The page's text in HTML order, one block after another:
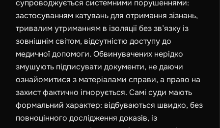
супроводжується системними порушеннями:
застосуванням катувань для отримання зізнань,
тривалим утриманням в ізоляції без зв’язку із
зовнішнім світом, відсутністю доступу до
медичної допомоги. Обвинувачених нерідко
змушують підписувати документи, не даючи
ознайомитися з матеріалами справи, а право на
захист фактично ігнорується. Самі суди мають
формальний характер: відбуваються швидко, без
повноцінного дослідження доказів, із